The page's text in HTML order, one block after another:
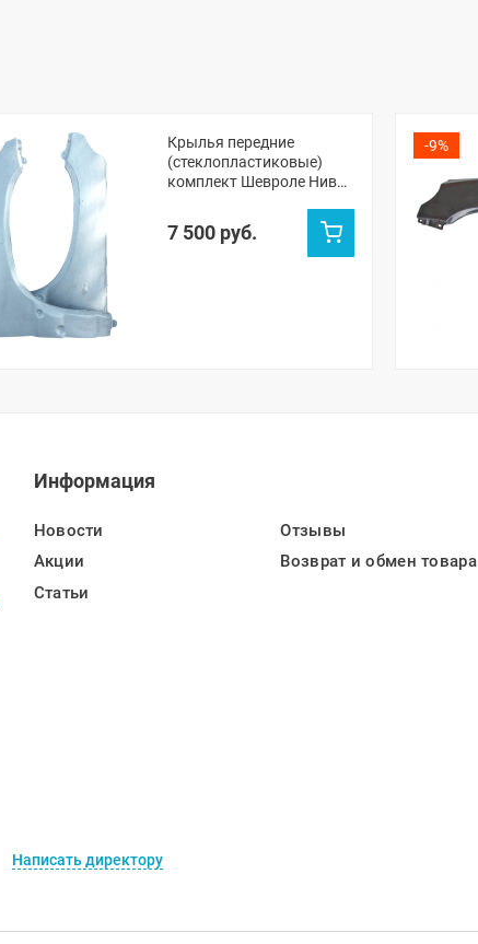
Крылья передние
(стеклопластиковые)
комплект Шевроле Нива
7 500 руб.
-9%
Информация
Новости
Акции
Статьи
Отзывы
Возврат и обмен товара
Написать директору